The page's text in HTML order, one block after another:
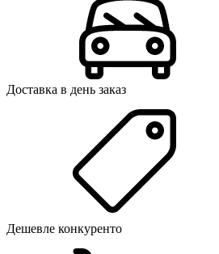
Доставка в день заказ
Дешевле конкуренто